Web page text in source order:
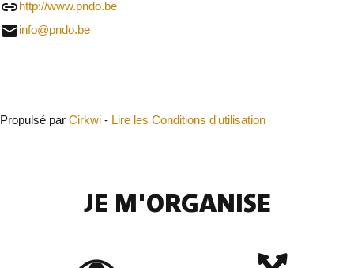
http://www.pndo.be
info@pndo.be
Propulsé par Cirkwi - Lire les Conditions d'utilisation
JE M'ORGANISE